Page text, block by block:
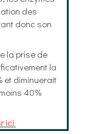
des
donc son
la prise de
la
et diminuerait
40%
ici